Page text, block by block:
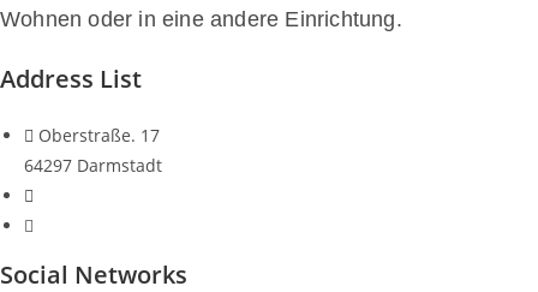
Wohnen oder in eine andere Einrichtung.
Address List
Oberstraße. 17
64297 Darmstadt
Social Networks